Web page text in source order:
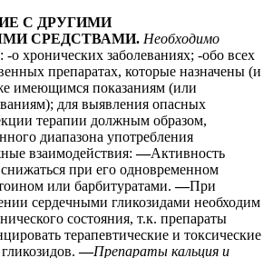
С ДРУГИМИ
СРЕДСТВАМИ. Необходимо
: -о хронических заболеваниях; -обо всех
препаратах, которые назначены (и
имеющимся показаниям (или
для выявления опасных
терапии должным образом,
диапазона употребления
взаимодействия:—Активность
при его одновременном
или барбитуратами.—При
сердечными гликозидами необходим
состояния, т.к. препараты
терапевтические и токсические
—Препараты кальция и